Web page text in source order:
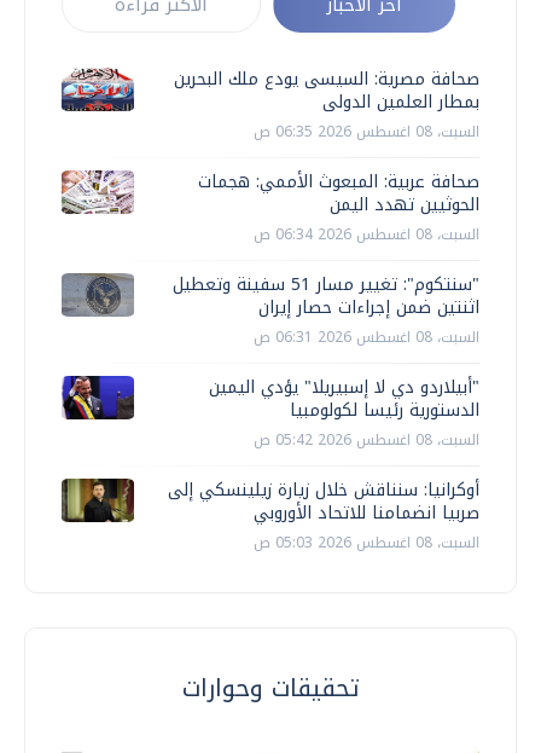
صحافة مصرية: السيسى يودع ملك البحرين
بمطار العلمين الدولى
السبت، 08 اغسطس 2026 06:35 ص
صحافة عربية: المبعوث الأممي: هجمات
الحوثيين تهدد اليمن
السبت، 08 اغسطس 2026 06:34 ص
"سنتكوم": تغيير مسار 51 سفينة وتعطيل
اثنتين ضمن إجراءات حصار إيران
السبت، 08 اغسطس 2026 06:31 ص
"أبيلاردو دي لا إسبيريلا" يؤدي اليمين
الدستورية رئيسا لكولومبيا
السبت، 08 اغسطس 2026 05:42 ص
أوكرانيا: سنناقش خلال زيارة زيلينسكي إلى
صربيا انضمامنا للاتحاد الأوروبي
السبت، 08 اغسطس 2026 05:03 ص
تحقيقات وحوارات